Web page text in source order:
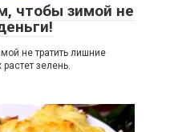
чтобы зимой не
не тратить лишние
зелень.